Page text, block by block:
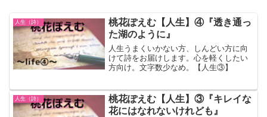
人生（詩）
桃花ぽえむ【人生】④『透き通っ
た湖のように』
人生うまくいかない方、しんどい方に向
けて詩をお届けします。心を軽くしたい
方向け。文字数少なめ。【人生③】
人生（詩）
桃花ぽえむ【人生】③『キレイな
花にはなれないけれども』